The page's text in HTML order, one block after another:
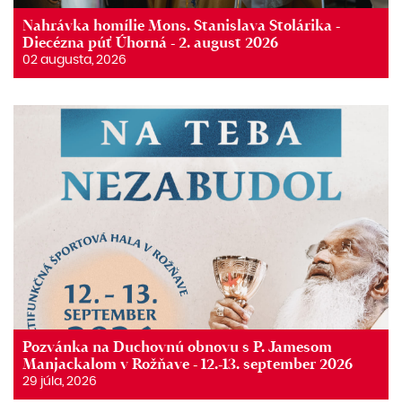
Nahrávka homílie Mons. Stanislava Stolárika -
Diecézna púť Úhorná - 2. august 2026
02 augusta, 2026
Pozvánka na Duchovnú obnovu s P. Jamesom
Manjackalom v Rožňave - 12.-13. september 2026
29 júla, 2026